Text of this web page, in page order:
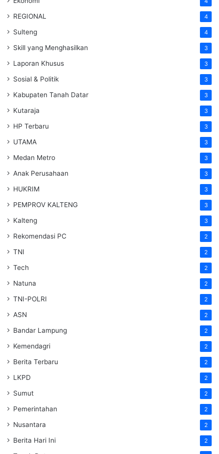
REGIONAL 4
Sulteng 4
Skill yang Menghasilkan 3
Laporan Khusus 3
Sosial & Politik 3
Kabupaten Tanah Datar 3
Kutaraja 3
HP Terbaru 3
UTAMA 3
Medan Metro 3
Anak Perusahaan 3
HUKRIM 3
PEMPROV KALTENG 3
Kalteng 3
Rekomendasi PC 2
TNI 2
Tech 2
Natuna 2
TNI-POLRI 2
ASN 2
Bandar Lampung 2
Kemendagri 2
Berita Terbaru 2
LKPD 2
Sumut 2
Pemerintahan 2
Nusantara 2
Berita Hari Ini 2